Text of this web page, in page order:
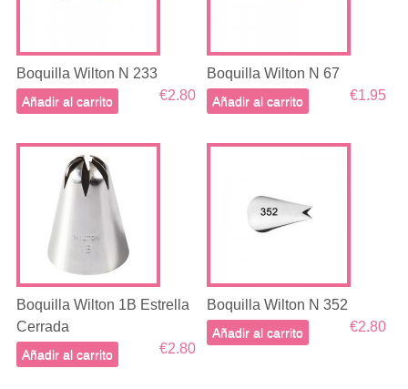
Boquilla Wilton N 233
€2.80
Añadir al carrito
Boquilla Wilton N 67
€1.95
Añadir al carrito
Boquilla Wilton 1B Estrella
Cerrada
€2.80
Añadir al carrito
Boquilla Wilton N 352
€2.80
Añadir al carrito